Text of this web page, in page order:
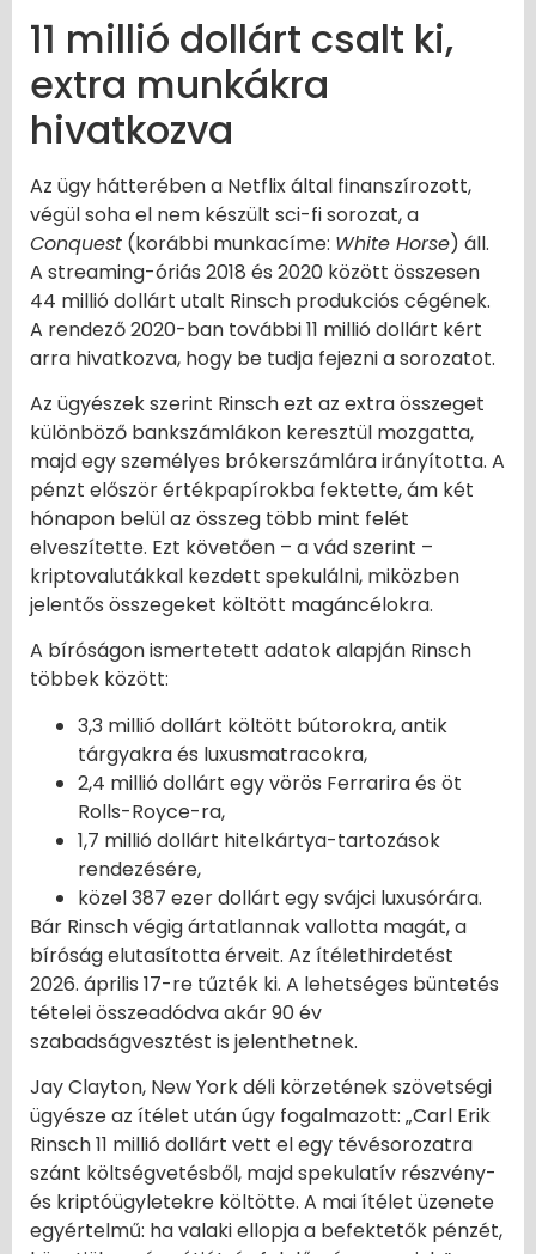
11 millió dollárt csalt ki,
extra munkákra
hivatkozva
Az ügy hátterében a Netflix által finanszírozott,
végül soha el nem készült sci-fi sorozat, a
Conquest (korábbi munkacíme: White Horse) áll.
A streaming-óriás 2018 és 2020 között összesen
44 millió dollárt utalt Rinsch produkciós cégének.
A rendező 2020-ban további 11 millió dollárt kért
arra hivatkozva, hogy be tudja fejezni a sorozatot.
Az ügyészek szerint Rinsch ezt az extra összeget
különböző bankszámlákon keresztül mozgatta,
majd egy személyes brókerszámlára irányította. A
pénzt először értékpapírokba fektette, ám két
hónapon belül az összeg több mint felét
elveszítette. Ezt követően – a vád szerint –
kriptovalutákkal kezdett spekulálni, miközben
jelentős összegeket költött magáncélokra.
A bíróságon ismertetett adatok alapján Rinsch
többek között:
3,3 millió dollárt költött bútorokra, antik
tárgyakra és luxusmatracokra,
2,4 millió dollárt egy vörös Ferrarira és öt
Rolls-Royce-ra,
1,7 millió dollárt hitelkártya-tartozások
rendezésére,
közel 387 ezer dollárt egy svájci luxusórára.
Bár Rinsch végig ártatlannak vallotta magát, a
bíróság elutasította érveit. Az ítélethirdetést
2026. április 17-re tűzték ki. A lehetséges büntetés
tételei összeadódva akár 90 év
szabadságvesztést is jelenthetnek.
Jay Clayton, New York déli körzetének szövetségi
ügyésze az ítélet után úgy fogalmazott: „Carl Erik
Rinsch 11 millió dollárt vett el egy tévésorozatra
szánt költségvetésből, majd spekulatív részvény-
és kriptóügyletekre költötte. A mai ítélet üzenete
egyértelmű: ha valaki ellopja a befektetők pénzét,